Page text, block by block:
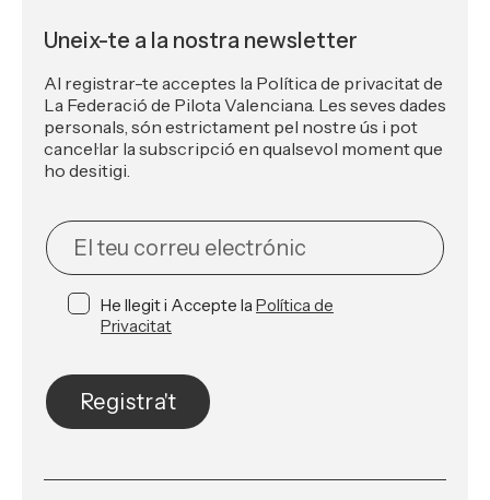
Uneix-te a la nostra newsletter
Al registrar-te acceptes la Política de privacitat de
La Federació de Pilota Valenciana. Les seves dades
personals, són estrictament pel nostre ús i pot
cancel·lar la subscripció en qualsevol moment que
ho desitigi.
NEWSLETTER
He llegit i Accepte la Política de
Privacitat
Registra't